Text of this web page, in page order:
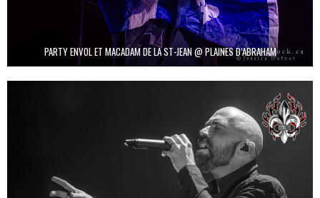
PARTY ENVOL ET MACADAM DE LA ST-JEAN @ PLAINES D’ABRAHAM